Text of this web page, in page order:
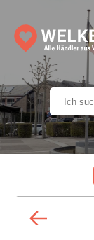
+
−